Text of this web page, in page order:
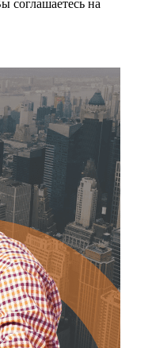
соглашаетесь на